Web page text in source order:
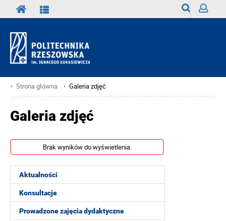
Strona główna Galeria zdjęć
Aktualności
Konsultacje
Prowadzone zajęcia dydaktyczne
Galeria zdjęć
Brak wyników do wyświetlenia.